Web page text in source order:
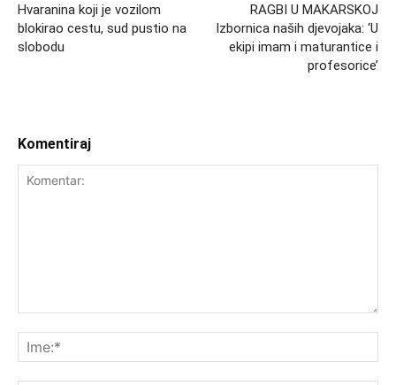
Hvaranina koji je vozilom
blokirao cestu, sud pustio na
slobodu
RAGBI U MAKARSKOJ
Izbornica naših djevojaka: ‘U
ekipi imam i maturantice i
profesorice’
Komentiraj